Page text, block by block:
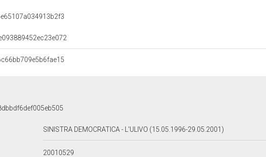
SINISTRA DEMOCRATICA - L'ULIVO (15.05.1996-29.05.2001)
20010529